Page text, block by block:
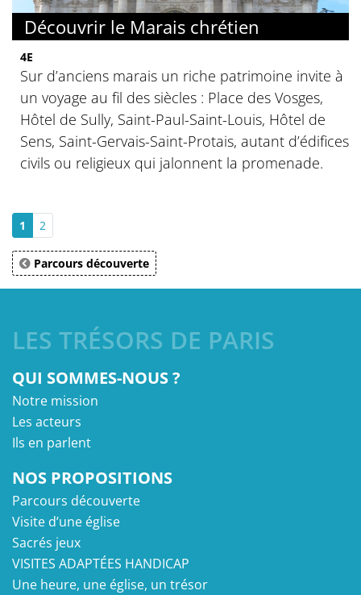
Découvrir le Marais chrétien
4E
Sur d’anciens marais un riche patrimoine invite à
un voyage au fil des siècles : Place des Vosges,
Hôtel de Sully, Saint-Paul-Saint-Louis, Hôtel de
Sens, Saint-Gervais-Saint-Protais, autant d’édifices
civils ou religieux qui jalonnent la promenade.
1 2
Parcours découverte
LES TRÉSORS DE PARIS
QUI SOMMES-NOUS ?
Notre mission
Les acteurs
Ils en parlent
NOS PROPOSITIONS
Parcours découverte
Visite d’une église
Sacrés jeux
VISITES ADAPTÉES HANDICAP
Une heure, une église, un trésor